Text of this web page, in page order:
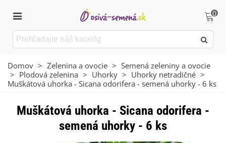
0
Domov > Zelenina a ovocie > Semená zeleniny a ovocie
> Plodová zelenina > Uhorky > Uhorky netradičné >
Muškátová uhorka - Sicana odorifera - semená uhorky - 6 ks
Muškátová uhorka - Sicana odorifera -
semená uhorky - 6 ks